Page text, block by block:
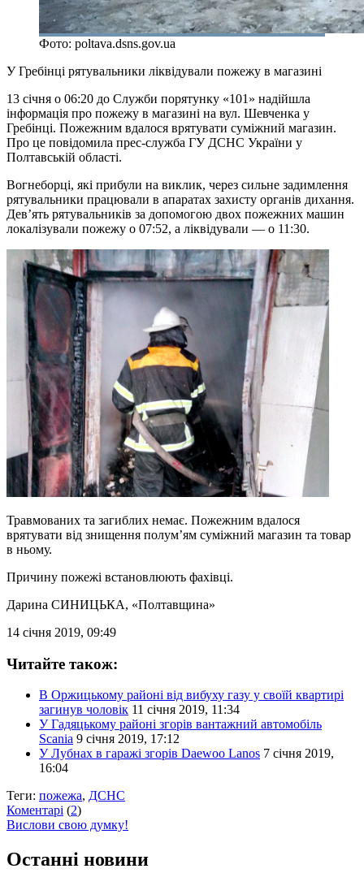
Фото: poltava.dsns.gov.ua
У Гребінці рятувальники ліквідували пожежу в магазині
13 січня о 06:20 до Служби порятунку «101» надійшла
інформація про пожежу в магазині на вул. Шевченка у
Гребінці. Пожежним вдалося врятувати суміжний магазин.
Про це повідомила прес-служба ГУ ДСНС України у
Полтавській області.
Вогнеборці, які прибули на виклик, через сильне задимлення
рятувальники працювали в апаратах захисту органів дихання.
Дев’ять рятувальників за допомогою двох пожежних машин
локалізували пожежу о 07:52, а ліквідували — о 11:30.
Травмованих та загиблих немає. Пожежним вдалося
врятувати від знищення полум’ям суміжний магазин та товар
в ньому.
Причину пожежі встановлюють фахівці.
Дарина СИНИЦЬКА, «Полтавщина»
14 січня 2019, 09:49
Читайте також:
В Оржицькому районі від вибуху газу у своїй квартирі
загинув чоловік 11 січня 2019, 11:34
У Гадяцькому районі згорів вантажний автомобіль
Scania 9 січня 2019, 17:12
У Лубнах в гаражі згорів Daewoo Lanos 7 січня 2019,
16:04
Теги: пожежа, ДСНС
Коментарі (2)
Вислови свою думку!
Останні новини